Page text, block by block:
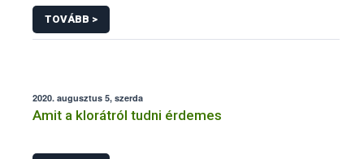
rendelet megjelenése
TOVÁBB >
2020. augusztus 5, szerda
Amit a klorátról tudni érdemes